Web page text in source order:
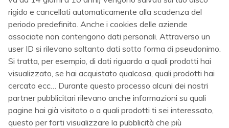
rigido e cancellati automaticamente alla scadenza del
periodo predefinito. Anche i cookies delle aziende
associate non contengono dati personali. Attraverso un
user ID si rilevano soltanto dati sotto forma di pseudonimo.
Si tratta, per esempio, di dati riguardo a quali prodotti hai
visualizzato, se hai acquistato qualcosa, quali prodotti hai
cercato ecc… Durante questo processo alcuni dei nostri
partner pubblicitari rilevano anche informazioni su quali
pagine hai già visitato o a quali prodotti ti sei interessato,
questo per farti visualizzare la pubblicità che più